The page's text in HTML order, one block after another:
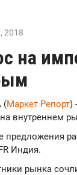
, 2018
на
(Маркет Репорт)
внутреннем
предложения
Индия.
рынка